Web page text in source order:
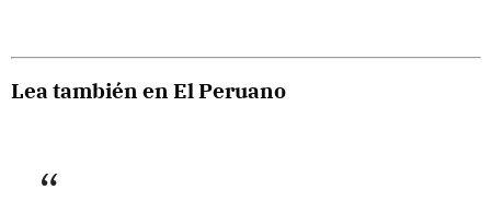
Lea también en El Peruano